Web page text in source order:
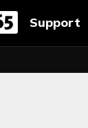
Support